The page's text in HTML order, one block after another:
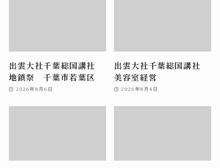
出雲大社千葉総国講社
地鎮祭 千葉市若葉区
2026年8月6日
出雲大社千葉総国講社
美容室経営
2026年8月4日